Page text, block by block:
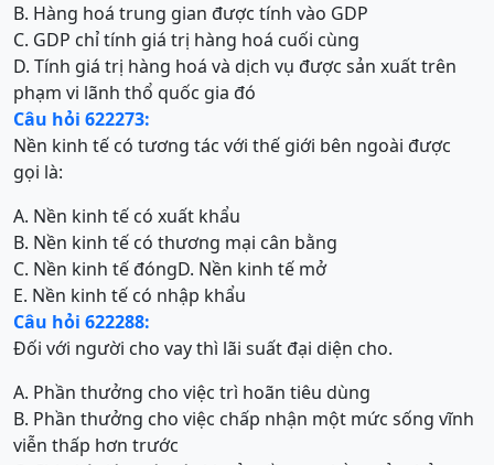
B. Hàng hoá trung gian được tính vào GDP
C. GDP chỉ tính giá trị hàng hoá cuối cùng
D. Tính giá trị hàng hoá và dịch vụ được sản xuất trên
phạm vi lãnh thổ quốc gia đó
Câu hỏi 622273:
Nền kinh tế có tương tác với thế giới bên ngoài được
gọi là:
A. Nền kinh tế có xuất khẩu
B. Nền kinh tế có thương mại cân bằng
C. Nền kinh tế đóngD. Nền kinh tế mở
E. Nền kinh tế có nhập khẩu
Câu hỏi 622288:
Đối với người cho vay thì lãi suất đại diện cho.
A. Phần thưởng cho việc trì hoãn tiêu dùng
B. Phần thưởng cho việc chấp nhận một mức sống vĩnh
viễn thấp hơn trước